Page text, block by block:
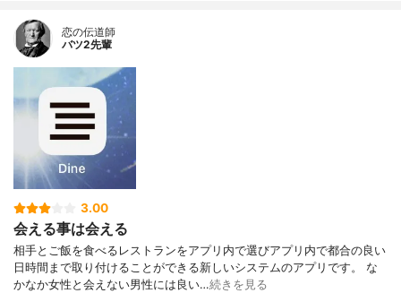
恋の伝道師
バツ2先輩
3.00
会える事は会える
相手とご飯を食べるレストランをアプリ内で選びアプリ内で都合の良い
日時間まで取り付けることができる新しいシステムのアプリです。 な
かなか女性と会えない男性には良い…続きを見る